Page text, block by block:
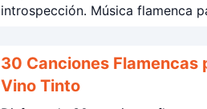
introspección. Música
30 Canciones Flamencas
Vino Tinto